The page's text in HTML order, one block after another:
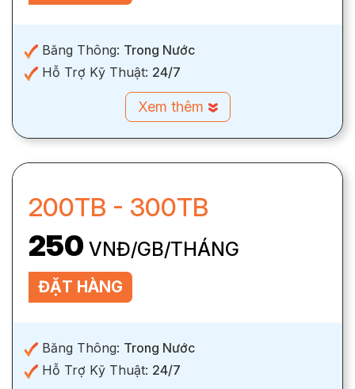
Băng Thông: Trong Nước
Hỗ Trợ Kỹ Thuật: 24/7
Xem thêm
200TB - 300TB
250 VNĐ/GB/THÁNG
ĐẶT HÀNG
Băng Thông: Trong Nước
Hỗ Trợ Kỹ Thuật: 24/7